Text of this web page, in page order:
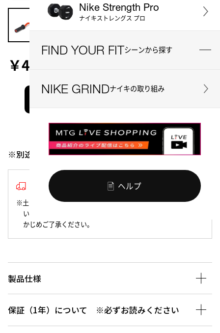
Nike Strength Pro
ナイキストレングス プロ
FIND YOUR FITシーンから探す
NIKE GRINDナイキの取り組み
ヘルプ
￥45,430
お気に入り シェアする
※別途送料400円がかかります
3~5営業日以内の発送
※土日祝日は商品の発送を行っておりません。該当期間にご注文
いただいた商品は、翌営業日以降の発送となりますので、あら
かじめご了承ください。
製品仕様
保証（1年）について ※必ずお読みください